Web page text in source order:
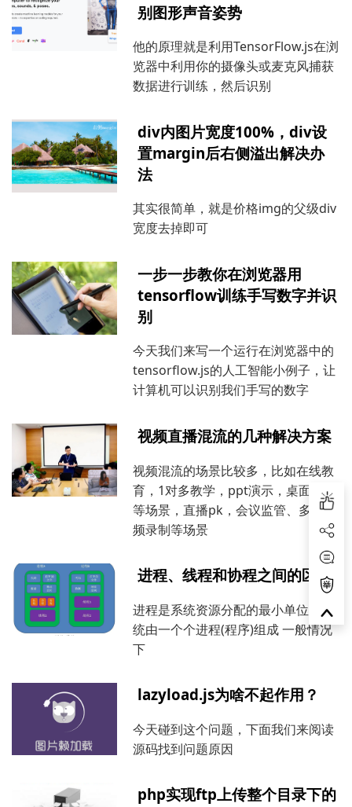
别图形声音姿势
他的原理就是利用TensorFlow.js在浏
览器中利用你的摄像头或麦克风捕获
数据进行训练，然后识别
div内图片宽度100%，div设
置margin后右侧溢出解决办
法
其实很简单，就是价格img的父级div
宽度去掉即可
一步一步教你在浏览器用
tensorflow训练手写数字并识
别
今天我们来写一个运行在浏览器中的
tensorflow.js的人工智能小例子，让
计算机可以识别我们手写的数字
视频直播混流的几种解决方案
视频混流的场景比较多，比如在线教
育，1对多教学，ppt演示，桌面演示
等场景，直播pk，会议监管、多人视
频录制等场景
进程、线程和协程之间的区别
进程是系统资源分配的最小单位, 系
统由一个个进程(程序)组成 一般情况
下
lazyload.js为啥不起作用？
今天碰到这个问题，下面我们来阅读
源码找到问题原因
php实现ftp上传整个目录下的